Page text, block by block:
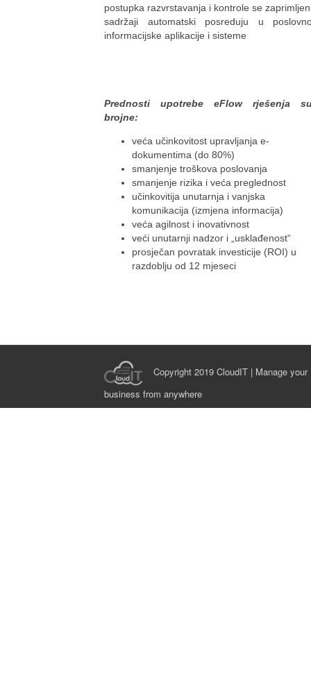
postupka razvrstavanja i kontrole se
sadržaji automatski posreduju u
informacijske aplikacije i sisteme
Prednosti upotrebe eFlow rješenja
brojne:
veća učinkovitost upravljanja e-
dokumentima (do 80%)
smanjenje troškova poslovanja
smanjenje rizika i veća preglednost
učinkovitija unutarnja i vanjska
komunikacija (izmjena informacija)
veća agilnost i inovativnost
veći unutarnji nadzor i „usklađenost“
prosječan povratak investicije (ROI) u
razdoblju od 12 mjeseci
Copyright 2019 CloudIT | Manage your
business from anywhere